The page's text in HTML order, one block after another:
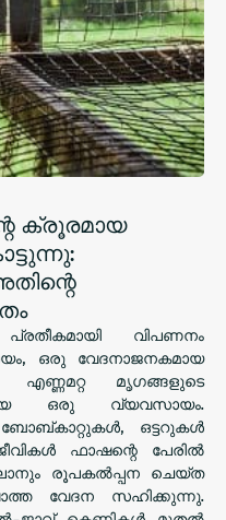
ക്രൂരമായ
വിപണനം
ഒരു വേദനാജനകമായ
മൃഗങ്ങളുടെ
ഒരു വ്യവസായം.
ഒട്ടറുകൾ
ഫാഷന്റെ പേരിൽ
രൂപകൽപ്പന ചെയ്‌ത
വേദന സഹിക്കുന്നു.